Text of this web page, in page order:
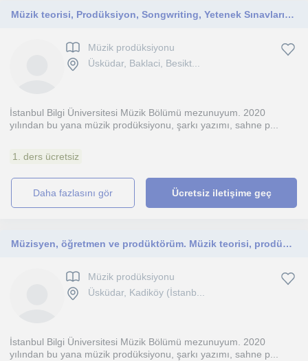
Müzik teorisi, Prodüksiyon, Songwriting, Yetenek Sınavlarına hazırlık ve Portfolyo Tasarımı
Müzik prodüksiyonu
Üsküdar, Baklaci, Besikt...
İstanbul Bilgi Üniversitesi Müzik Bölümü mezunuyum. 2020
yılından bu yana müzik prodüksiyonu, şarkı yazımı, sahne p...
1. ders ücretsiz
daha fazlasını gör Ücretsiz iletişime geç
Müzisyen, öğretmen ve prodüktörüm. Müzik teorisi, prodüksiyon, şarkı yazımı, yetenek sınavlarına hazırlık dersleri veriyorum.
Müzik prodüksiyonu
Üsküdar, Kadiköy (İstanb...
İstanbul Bilgi Üniversitesi Müzik Bölümü mezunuyum. 2020
yılından bu yana müzik prodüksiyonu, şarkı yazımı, sahne p...